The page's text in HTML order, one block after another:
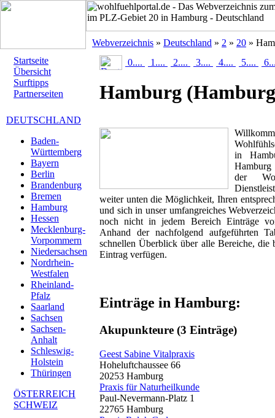
Webverzeichnis » Deutschland » 2 » 20 »
Startseite
Übersicht
Surftipps
Partnerseiten
DEUTSCHLAND
Baden-
Württemberg
Bayern
Berlin
Brandenburg
Bremen
Hamburg
Hessen
Mecklenburg-
Vorpommern
Niedersachsen
Nordrhein-
Westfalen
Rheinland-
Pfalz
Saarland
Sachsen
Sachsen-
Anhalt
Schleswig-
Holstein
Thüringen
ÖSTERREICH
SCHWEIZ
0.... 1.... 2.... 3.... 4.... 5....
Hamburg
in
Hamburg
der
weiter unten die Möglichkeit, Ihren
und sich in unser umfangreiches
noch nicht in jedem Bereich Einträge
Anhand der nachfolgend aufgeführten
schnellen Überblick über alle Bereiche, die
Eintrag verfügen.
Einträge in Hamburg:
Akupunkteure (3 Einträge)
Geest Sabine Vitalpraxis
Hoheluftchaussee 66
20253 Hamburg
Praxis für Naturheilkunde
Paul-Nevermann-Platz 1
22765 Hamburg